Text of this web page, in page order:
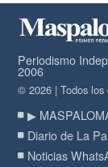
Periodismo
2006
© 2026 | Todos los
▶
Diario de La
Noticias